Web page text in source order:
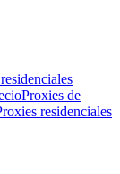
Proxies de
residenciales